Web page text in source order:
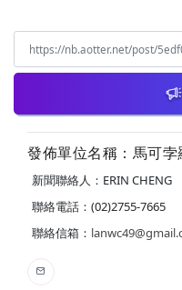
發佈單位名稱：馬可孛
新聞聯絡人：ERIN CHENG
聯絡電話：(02)2755-7665
聯絡信箱：